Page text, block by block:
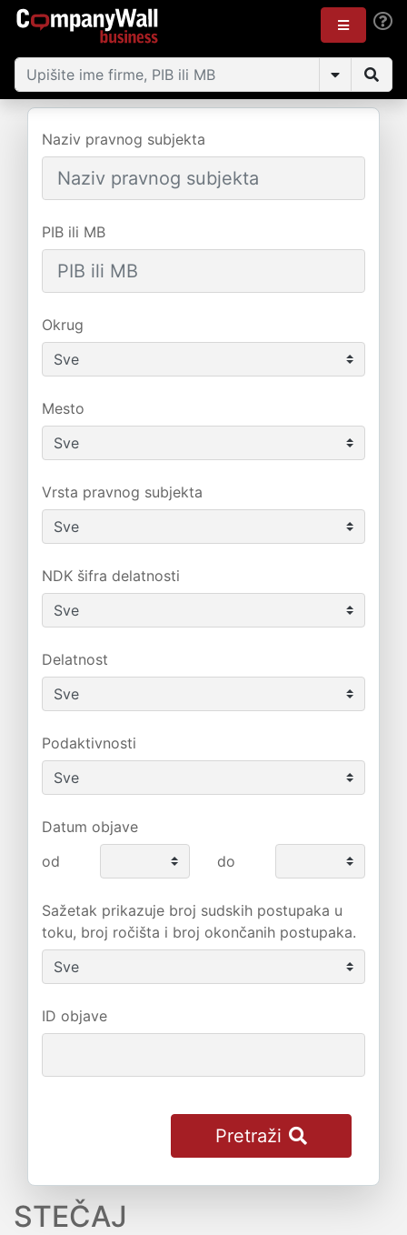
Naziv pravnog subjekta
PIB ili MB
Okrug
Mesto
Vrsta pravnog subjekta
NDK šifra delatnosti
Delatnost
Podaktivnosti
Datum objave
od
do
Sažetak prikazuje broj sudskih postupaka u
toku, broj ročišta i broj okončanih postupaka.
ID objave
Pretraži
STEČAJ